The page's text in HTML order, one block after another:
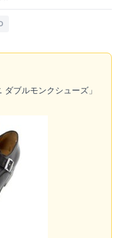
ブルモンクシューズ」